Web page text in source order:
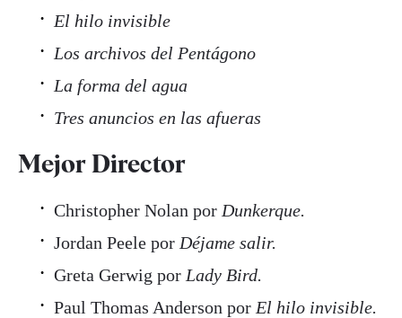
El hilo invisible
Los archivos del Pentágono
La forma del agua
Tres anuncios en las afueras
Mejor Director
Christopher Nolan por Dunkerque.
Jordan Peele por Déjame salir.
Greta Gerwig por Lady Bird.
Paul Thomas Anderson por El hilo invisible.